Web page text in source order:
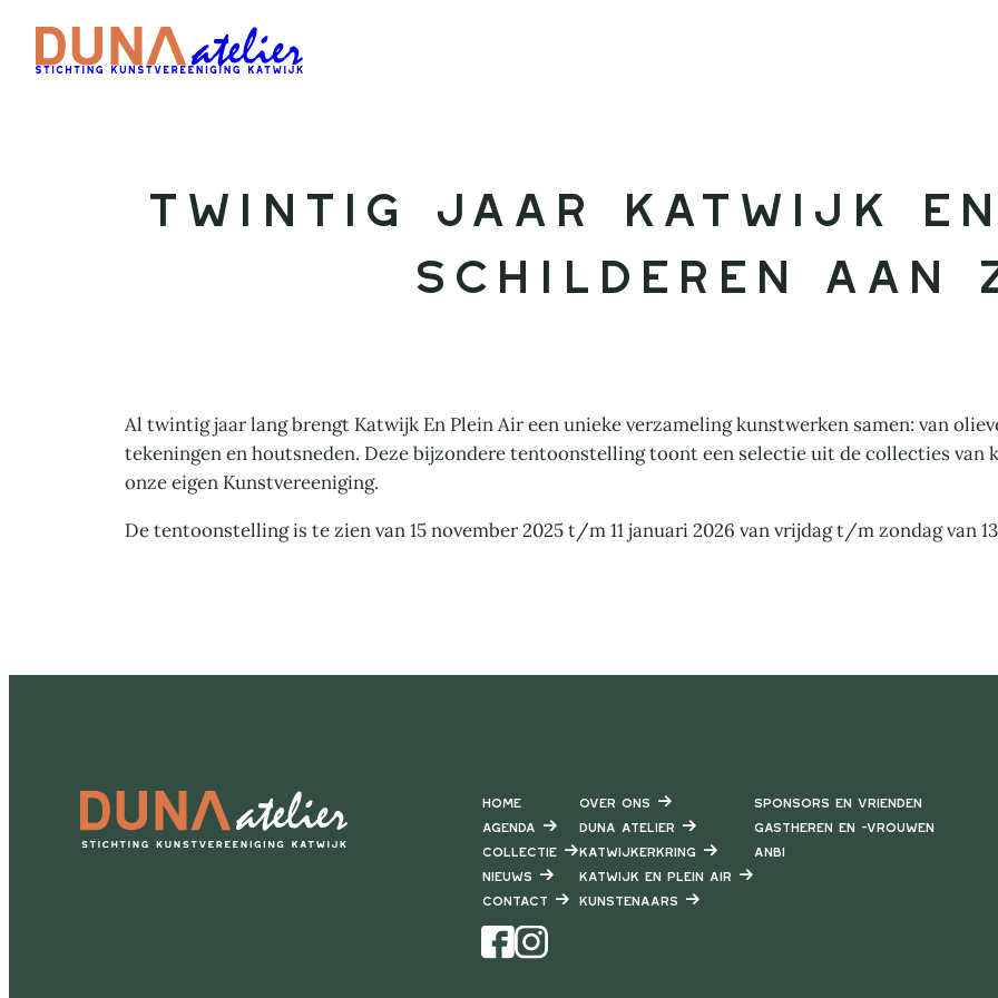
Twintig jaar Katwijk
schilderen aan
Al twintig jaar lang brengt Katwijk En Plein Air een unieke verzameling kunstwerken samen: van
tekeningen en houtsneden. Deze bijzondere tentoonstelling toont een selectie uit de collecties van
onze eigen Kunstvereeniging.
De tentoonstelling is te zien van 15 november 2025 t/m 11 januari 2026 van vrijdag t/m zondag van
Home
Agenda
Collectie
Nieuws
Contact
Facebook Instagram
Over ons
DUNA Atelier
Katwijkerkring
Katwijk en Plein air
Kunstenaars
Sponsors en vrienden
Gastheren en -vrouwen
ANBI